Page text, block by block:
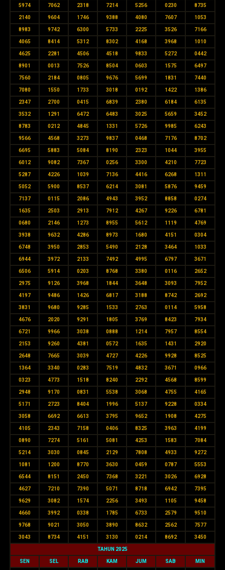
5974 7062 2318 7214 5256 0230 8735
2140 9604 1746 9388 4080 7607 1053
8983 9742 6300 5733 2225 3526 7166
4065 8414 5312 8302 4168 3968 1010
4625 2281 4506 4518 9833 5272 0442
8901 0013 7526 8504 0603 1575 6497
7560 2184 0805 9676 5699 1831 7440
7080 1550 1733 3018 0192 1422 1386
2347 2700 0415 6839 2380 6184 6135
3532 1291 6472 6483 3025 5659 3452
8783 0212 4845 1331 5726 9985 6243
9566 4568 3273 9837 0468 7176 8702
6695 5883 5084 8190 2323 1044 3955
6012 9082 7367 0256 3300 4210 7723
5287 4226 1039 7136 4416 6268 1311
5052 5900 8537 6214 3081 5876 9459
7137 0115 2086 4943 3952 8858 0274
1635 2503 2913 7912 4267 9226 6781
0680 2146 1273 8955 5612 1119 4769
3938 9632 4286 8973 1680 4151 0304
6748 3950 2853 5490 2128 3464 1033
6944 3972 2133 7492 4995 6797 3671
6506 5914 0203 8768 3380 0116 2652
2975 9126 3968 1844 3648 3093 7952
4197 9486 1426 6817 3188 8742 2692
3831 9680 9285 1533 2763 0114 5958
4676 2020 9291 1805 3769 8423 7934
6721 9966 3038 0888 1214 7957 8554
2153 9260 4381 0572 1635 1431 2920
2648 7665 3039 4727 4226 9928 8525
1364 3340 0283 7519 4832 3671 0966
0323 4773 1518 8240 2292 4568 8599
2948 9170 0831 5538 3068 4755 4165
5171 2723 8404 1996 5137 9228 0334
3058 6692 6613 3795 9652 1908 4275
4105 2343 7158 0406 8325 3963 4199
0890 7274 5161 5081 4253 1583 7084
5214 3030 0845 2129 7808 4933 9272
1081 1200 8770 3630 0459 0787 5553
6544 8151 2450 7368 3221 3026 6928
4627 7210 7390 5071 8718 6942 7395
9629 3082 1574 2256 3493 1105 9458
4660 3992 0338 1785 6733 2579 9510
9768 9021 3050 3890 8632 2562 7577
3043 8734 4151 3130 0214 8692 3450
TAHUN 2025
SEN SEL RAB KAM JUM SAB MIN